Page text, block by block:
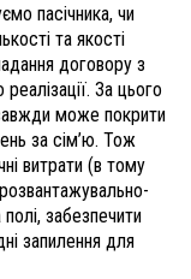
пасічника, чи
та якості
договору з
За цього
може покрити
за сім’ю. Тож
витрати (в тому
забезпечити
запилення для